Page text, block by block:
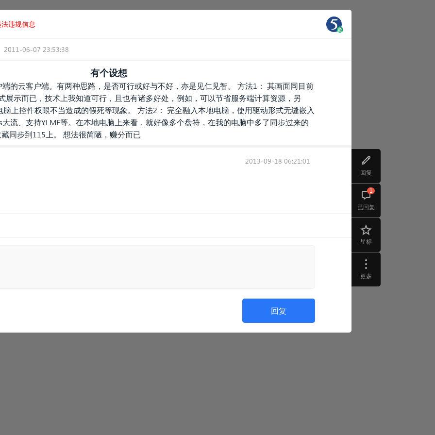
回复
已回复
1
星标
更多
违规信息
2011-06-07 23:53:38
有个设想
的云客户端。有两种思路，是否可行或好与不好，亦是见仁见智。 方法1： 其画面同目前
展示而已，技术上我知道可行，且也有诸多好处，例如，可以节省服务端计算资源，另
上控件权限不当造成的假死等现象。 方法2： 完全融入本地电脑，使用驱动形式无缝嵌入
流、支持YLMF等。在本地电脑上来看，就好像多个盘符，在我的电脑中多了同步过来的
同步到115上。 想法很简陋，赚分而已
2013-09-18 06:21:01
回复